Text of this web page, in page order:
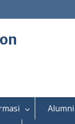
Alumni